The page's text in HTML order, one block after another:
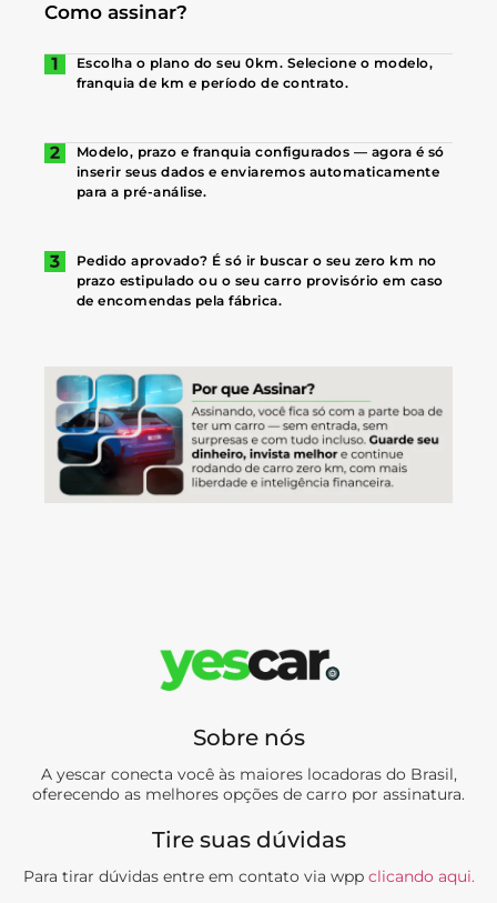
Como assinar?
Escolha o plano do seu 0km. Selecione o modelo,
franquia de km e período de contrato.
Modelo, prazo e franquia configurados — agora é só
inserir seus dados e enviaremos automaticamente
para a pré-análise.
Pedido aprovado? É só ir buscar o seu zero km no
prazo estipulado ou o seu carro provisório em caso
de encomendas pela fábrica.
Sobre nós
A yescar conecta você às maiores locadoras do Brasil,
oferecendo as melhores opções de carro por assinatura.
Tire suas dúvidas
Para tirar dúvidas entre em contato via wpp clicando aqui.